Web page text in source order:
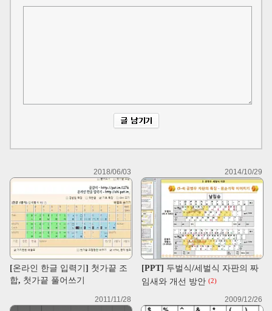
2018/06/03
[온라인 한글 입력기] 첫가끝 조
합, 첫가끝 풀어쓰기
2014/10/29
[PPT] 두벌식/세벌식 자판의 짜
임새와 개선 방안 (2)
2011/11/28 2009/12/26